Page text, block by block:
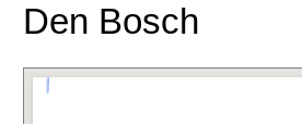
Den Bosch